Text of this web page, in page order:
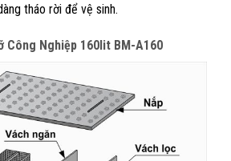
tháo rời để vệ sinh.
Công Nghiệp 160lit BM-A160